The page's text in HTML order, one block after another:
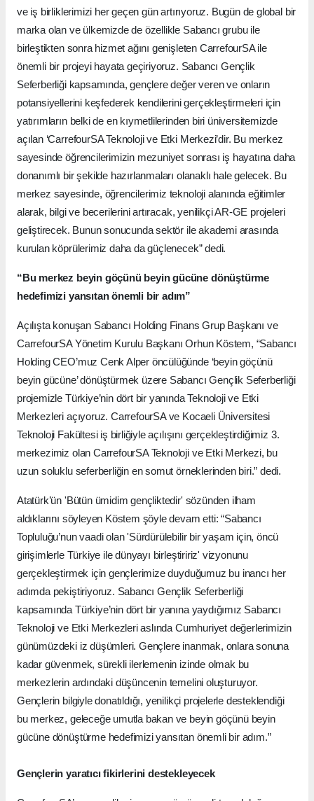
ve iş birliklerimizi her geçen gün artırıyoruz. Bugün de global bir
marka olan ve ülkemizde de özellikle Sabancı grubu ile
birleştikten sonra hizmet ağını genişleten CarrefourSA ile
önemli bir projeyi hayata geçiriyoruz. Sabancı Gençlik
Seferberliği kapsamında, gençlere değer veren ve onların
potansiyellerini keşfederek kendilerini gerçekleştirmeleri için
yatırımların belki de en kıymetlilerinden biri üniversitemizde
açılan ‘CarrefourSA Teknoloji ve Etki Merkezi’dir. Bu merkez
sayesinde öğrencilerimizin mezuniyet sonrası iş hayatına daha
donanımlı bir şekilde hazırlanmaları olanaklı hale gelecek. Bu
merkez sayesinde, öğrencilerimiz teknoloji alanında eğitimler
alarak, bilgi ve becerilerini artıracak, yenilikçi AR-GE projeleri
geliştirecek. Bunun sonucunda sektör ile akademi arasında
kurulan köprülerimiz daha da güçlenecek” dedi.
“Bu merkez beyin göçünü beyin gücüne dönüştürme
hedefimizi yansıtan önemli bir adım”
Açılışta konuşan Sabancı Holding Finans Grup Başkanı ve
CarrefourSA Yönetim Kurulu Başkanı Orhun Köstem, “Sabancı
Holding CEO’muz Cenk Alper öncülüğünde ‘beyin göçünü
beyin gücüne’ dönüştürmek üzere Sabancı Gençlik Seferberliği
projemizle Türkiye’nin dört bir yanında Teknoloji ve Etki
Merkezleri açıyoruz. CarrefourSA ve Kocaeli Üniversitesi
Teknoloji Fakültesi iş birliğiyle açılışını gerçekleştirdiğimiz 3.
merkezimiz olan CarrefourSA Teknoloji ve Etki Merkezi, bu
uzun soluklu seferberliğin en somut örneklerinden biri.” dedi.
Atatürk’ün 'Bütün ümidim gençliktedir' sözünden ilham
aldıklarını söyleyen Köstem şöyle devam etti: “Sabancı
Topluluğu’nun vaadi olan 'Sürdürülebilir bir yaşam için, öncü
girişimlerle Türkiye ile dünyayı birleştiririz' vizyonunu
gerçekleştirmek için gençlerimize duyduğumuz bu inancı her
adımda pekiştiriyoruz. Sabancı Gençlik Seferberliği
kapsamında Türkiye’nin dört bir yanına yaydığımız Sabancı
Teknoloji ve Etki Merkezleri aslında Cumhuriyet değerlerimizin
günümüzdeki iz düşümleri. Gençlere inanmak, onlara sonuna
kadar güvenmek, sürekli ilerlemenin izinde olmak bu
merkezlerin ardındaki düşüncenin temelini oluşturuyor.
Gençlerin bilgiyle donatıldığı, yenilikçi projelerle desteklendiği
bu merkez, geleceğe umutla bakan ve beyin göçünü beyin
gücüne dönüştürme hedefimizi yansıtan önemli bir adım.”
Gençlerin yaratıcı fikirlerini destekleyecek